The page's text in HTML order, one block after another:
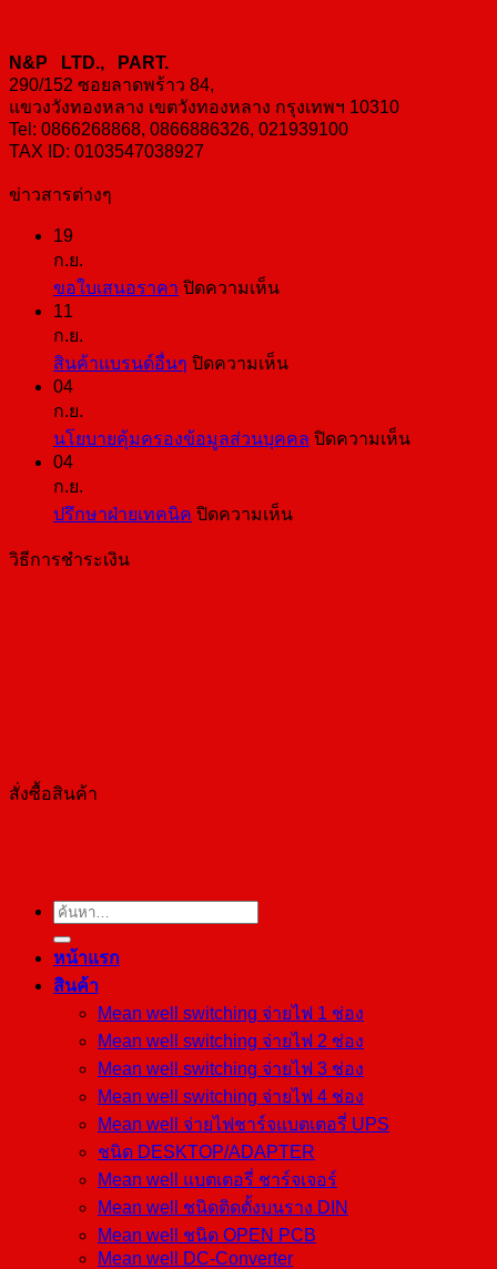
N&P LTD., PART.
290/152 ซอยลาดพร้าว 84,
แขวงวังทองหลาง เขตวังทองหลาง กรุงเทพฯ 10310
Tel: 0866268868, 0866886326, 021939100
TAX ID: 0103547038927
ข่าวสารต่างๆ
19
ก.ย.
ขอใบเสนอราคา ปิดความเห็นบน
เสนอ
11
ก.ย.
สินค้าแบรนด์อื่นๆ ปิดความเห็นบน
รนด์
04
ก.ย.
นโยบายคุ้มครองข้อมูลส่วนบุคคล ปิดความเห็นบน
04
ก.ย.
ปรึกษาฝ่ายเทคนิค ปิดความเห็นบน
วิธีการชำระเงิน
สั่งซื้อสินค้า
ค้นหา:
หน้าแรก
สินค้า
Mean well switching จ่ายไฟ 1 ช่อง
Mean well switching จ่ายไฟ 2 ช่อง
Mean well switching จ่ายไฟ 3 ช่อง
Mean well switching จ่ายไฟ 4 ช่อง
Mean well จ่ายไฟชาร์จแบตเตอรี่ UPS
ชนิด DESKTOP/ADAPTER
Mean well แบตเตอรี่ ชาร์จเจอร์
Mean well ชนิดติดตั้งบนราง DIN
Mean well ชนิด OPEN PCB
Mean well DC-Converter